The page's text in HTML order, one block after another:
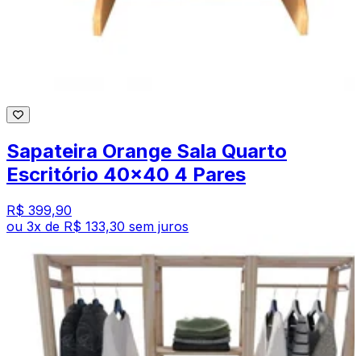
Sapateira Orange Sala Quarto
Escritório 40x40 4 Pares
R$ 399,90
ou 3x de R$ 133,30 sem juros